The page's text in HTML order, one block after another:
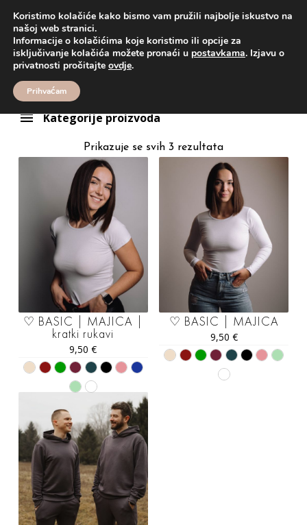
Proizvodi BASIC MAJICA
BASIC MAJICA
Kategorije proizvoda
Prikazuje se svih 3 rezultata
♡ BASIC | MAJICA |
kratki rukavi
9,50€
♡ BASIC | MAJICA
9,50 €
Koristimo kolačiće kako bismo vam pružili najbolje iskustvo na
našoj web stranici.
Informacije o kolačićima koje koristimo ili opcije za
isključivanje kolačića možete pronaći u postavkama. Izjavu o
privatnosti pročitajte ovdje.
Prihvaćam